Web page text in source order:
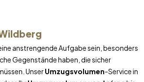
anstrengende Aufgabe sein, besonders
Gegenstände haben, die sicher
UnserUmzugsvolumen-Service in